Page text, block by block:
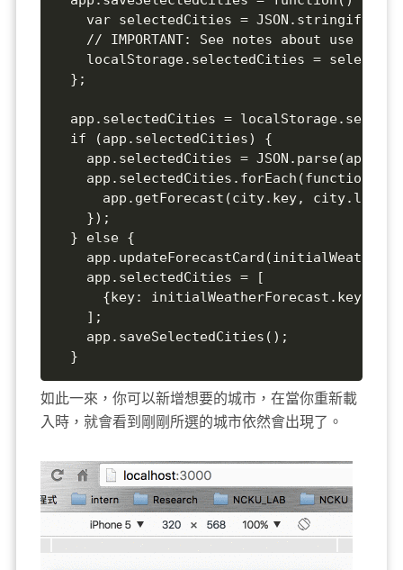
var selectedCities =
// IMPORTANT: See notes about use of
localStorage.selectedCities =
  };
app.selectedCities =
  if (app.selectedCities) {
app.selectedCities =
app.getForecast(city.key,
    });
  } else {
    app.selectedCities = [
{key: initialWeatherForecast.key,
    ];
    app.saveSelectedCities();
  }
如此一來，你可以新增想要的城市，在當你重新載
入時，就會看到剛剛所選的城市依然會出現了。